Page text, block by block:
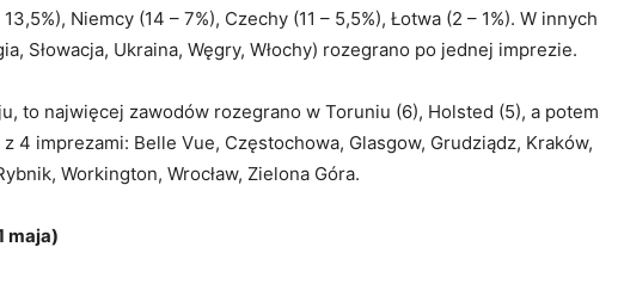
Niemcy (14 – 7%), Czechy (11 – 5,5%), Łotwa (2 – 1%). W innych
Słowacja, Ukraina, Węgry, Włochy) rozegrano po jednej imprezie.
to najwięcej zawodów rozegrano w Toruniu (6), Holsted (5), a potem
4 imprezami: Belle Vue, Częstochowa, Glasgow, Grudziądz, Kraków,
Workington, Wrocław, Zielona Góra.
maja)